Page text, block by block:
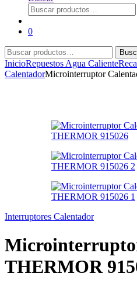
Buscar
por:
0
Buscar
por:
InicioRepuestos Agua Caliente
CalentadorMicrointerruptor
Interruptores Calentador
THERMOR